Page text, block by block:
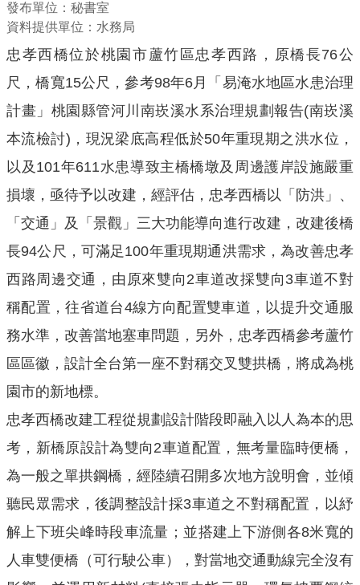
認
識
水
務
機
通
訊
錄
業
資
訊
便
民
務
政
府
資
訊
公
開
山
坡
發布單位：秘書室
資料提供單位：水務局
忠孝西橋位於桃園市蘆竹區忠孝西路，原橋長76公
尺，橋寬15公尺，參考98年6月「易淹水地區水患治理
計畫」桃園縣管河川南崁溪水系治理規劃報告(南崁溪
本流檢討)，現況梁底高程低於50年重現期之洪水位，
以及101年611水患導致主橋橋墩及周邊護岸設施嚴重
損壞，亟待予以改建，經評估，忠孝西橋以「防洪」、
「交通」及「景觀」三大功能導向進行改建，改建後橋
長94公尺，可滿足100年重現期通洪需求，為改善忠孝
西路周邊交通，由原來雙向2車道改採雙向3車道不對
稱配置，往省道台4線方向配置雙車道，以提升交通服
務水準，改善當地塞車問題，另外，忠孝西橋參考蘆竹
區區徽，設計全台第一座不對稱交叉雙拱橋，將成為桃
園市的新地標。
忠孝西橋改建工程從規劃設計階段即融入以人為本的思
考，新橋原設計為雙向2車道配置，無考量臨時便橋，
為一般之單拱鋼橋，經陸續召開多次地方說明會，並傾
聽民眾需求，後調整設計採3車道之不對稱配置，以紓
解上下班尖峰時段車流量；並搭建上下游側各8米寬的
人車雙便橋（可行駛公車），對當地交通動線完全沒有